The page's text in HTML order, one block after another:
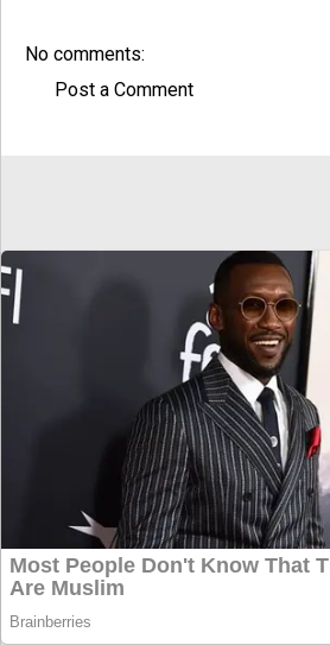
No comments:
Post a Comment